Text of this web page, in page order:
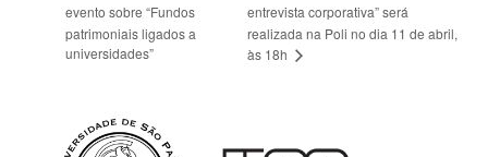
evento sobre “Fundos
patrimoniais ligados a
universidades”
entrevista corporativa” será
realizada na Poli no dia 11 de abril,
às 18h